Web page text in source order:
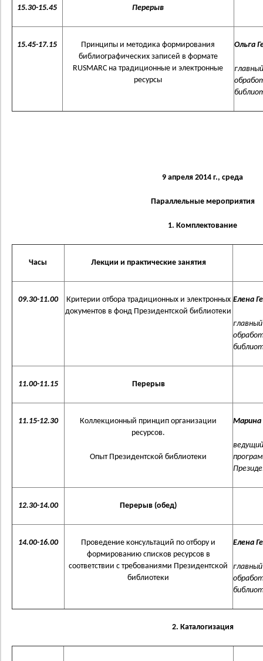
15.30-15.45 Перерыв
15.45-17.15
Принципы и методика формирования
библиографических записей в формате
RUSMARC на традиционные и электронные
ресурсы
Ольга
9 апреля 2014 г., среда
Параллельные мероприятия
1. Комплектование
Часы Лекции и практические занятия
09.30-11.00
Критерии отбора традиционных и электронных
документов в фонд Президентской библиотеки
Елена
11.00-11.15 Перерыв
11.15-12.30
Коллекционный принцип организации
ресурсов.
Опыт Президентской библиотеки
Марина
12.30-14.00 Перерыв (обед)
14.00-16.00
Проведение консультаций по отбору и
формированию списков ресурсов в
соответствии с требованиями Президентской
библиотеки
Елена
2. Каталогизация